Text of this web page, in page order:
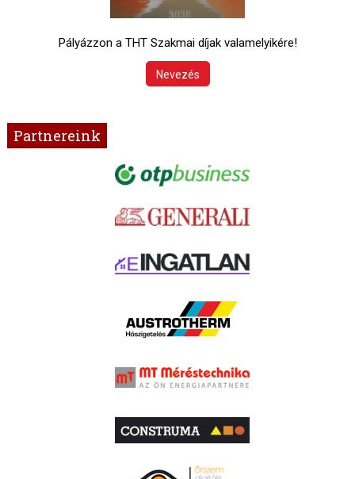
Pályázzon a THT Szakmai díjak valamelyikére!
Nevezés
Partnereink